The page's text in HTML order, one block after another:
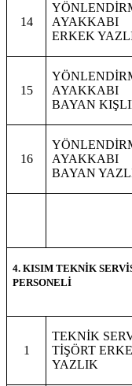
14
AYAKKABI
ERKEK
15
AYAKKABI
BAYAN
16
AYAKKABI
BAYAN
4. KISIM TEKNİK
PERSONELİ
1
TEKNİK
TİŞÖRT
YAZLIK